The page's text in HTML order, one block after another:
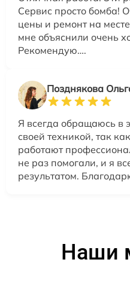
Сервис просто бомба!
цены и ремонт на
мне объяснили очень
Рекомендую….
Позднякова
Я всегда обращаюсь в
своей техникой, так
работают
не раз помогали, и я
результатом.
Наши